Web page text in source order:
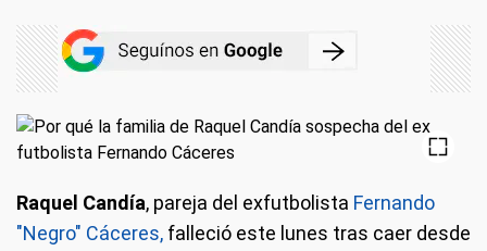
Raquel Candía, pareja del exfutbolista Fernando
"Negro" Cáceres, falleció este lunes tras caer desde